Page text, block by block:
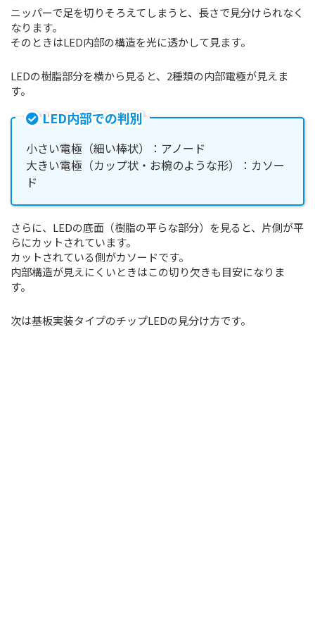
ニッパーで足を切りそろえてしまうと、長さで見分けられなく
なります。
そのときはLED内部の構造を光に透かして見ます。
LEDの樹脂部分を横から見ると、2種類の内部電極が見えま
す。
LED内部での判別
小さい電極（細い棒状）：アノード
大きい電極（カップ状・お椀のような形）：カソー
ド
さらに、LEDの底面（樹脂の平らな部分）を見ると、片側が平
らにカットされています。
カットされている側がカソードです。
内部構造が見えにくいときはこの切り欠きも目安になりま
す。
次は基板実装タイプのチップLEDの見分け方です。